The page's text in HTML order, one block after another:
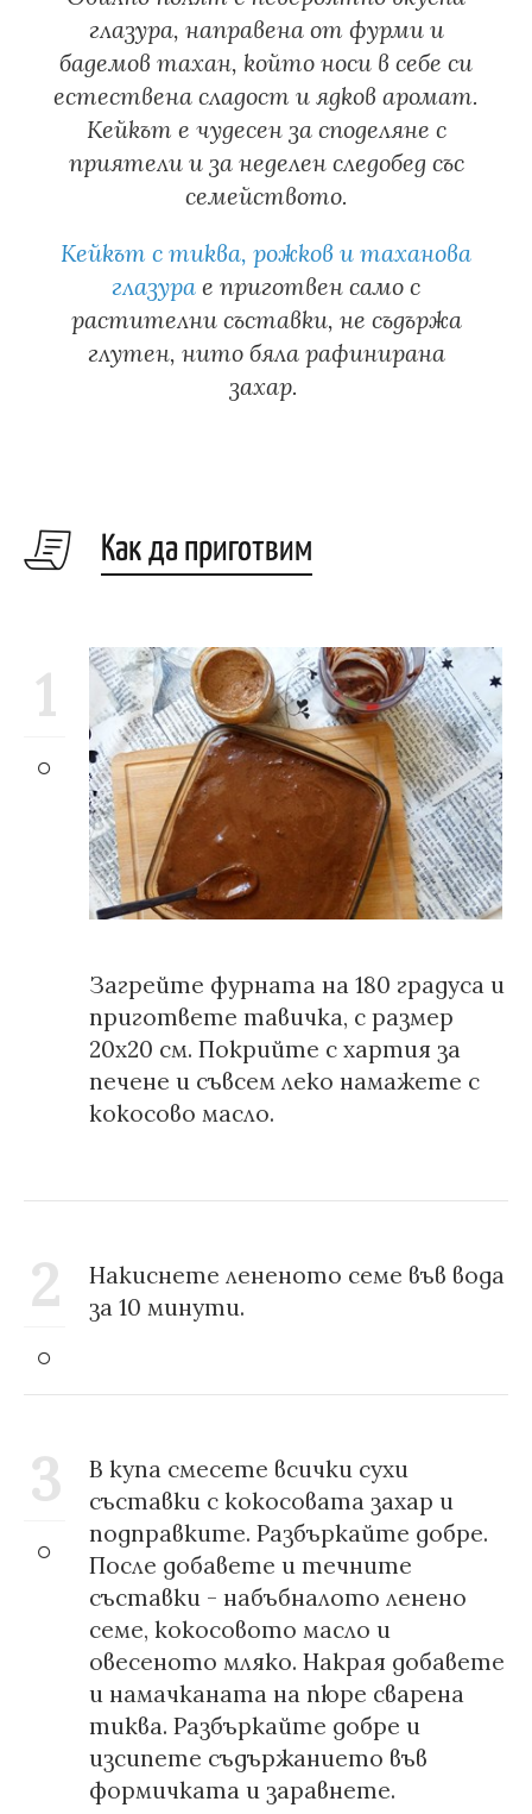
глазура, направена от фурми и
бадемов тахан, който носи в себе си
естествена сладост и ядков аромат.
Кейкът е чудесен за споделяне с
приятели и за неделен следобед със
семейството.
Кейкът с тиква, рожков и таханова
глазура е приготвен само с
растителни съставки, не съдържа
глутен, нито бяла рафинирана
захар.
Как да приготвим
1
Загрейте фурната на 180 градуса и
пригответе тавичка, с размер
20х20 см. Покрийте с хартия за
печене и съвсем леко намажете с
кокосово масло.
2
Накиснете лененото семе във вода
за 10 минути.
3
В купа смесете всички сухи
съставки с кокосовата захар и
подправките. Разбъркайте добре.
После добавете и течните
съставки - набъбналото ленено
семе, кокосовото масло и
овесеното мляко. Накрая добавете
и намачканата на пюре сварена
тиква. Разбъркайте добре и
изсипете съдържанието във
формичката и заравнете.